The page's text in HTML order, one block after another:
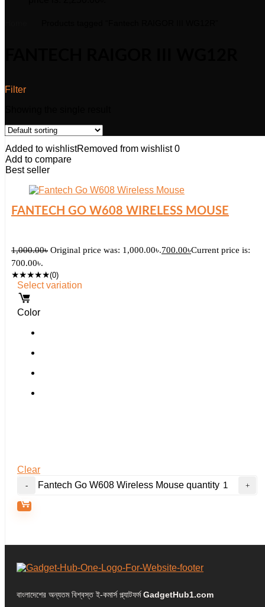
Filter
Added to wishlistRemoved from wishlist 0
Add to compare
Best seller
FANTECH GO W608 WIRELESS MOUSE
1,000.00৳ Original price was: 1,000.00৳.700.00৳Current price is:
700.00৳.
★★★★★(0)
Select variation
Color
Clear
Fantech Go W608 Wireless Mouse quantity
বাংলাদেশের অন্যতম বিশ্বস্ত ই-কমার্স প্ল্যাটফর্মGadgetHub1.com